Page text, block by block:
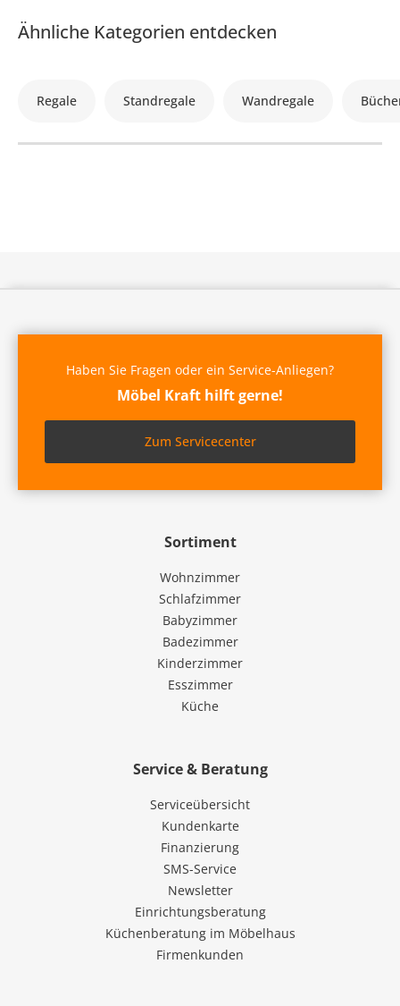
Ähnliche Kategorien entdecken
Regale Standregale Wandregale
Sortiment
Wohnzimmer
Schlafzimmer
Babyzimmer
Badezimmer
Kinderzimmer
Esszimmer
Küche
Service & Beratung
Serviceübersicht
Kundenkarte
Finanzierung
SMS-Service
Newsletter
Einrichtungsberatung
Küchenberatung im Möbelhaus
Firmenkunden
Haben Sie Fragen oder ein Service-Anliegen?
Möbel Kraft hilft gerne!
Zum Servicecenter